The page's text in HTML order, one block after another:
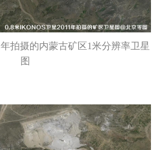
拍摄的内蒙古矿区1米分辨率卫星
图